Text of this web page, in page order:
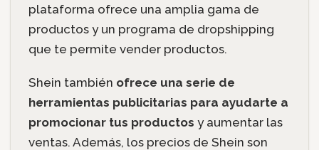
plataforma ofrece una amplia gama de
productos y un programa de dropshipping
que te permite vender productos.
Shein también ofrece una serie de
herramientas publicitarias para ayudarte a
promocionar tus productos y aumentar las
ventas. Además, los precios de Shein son